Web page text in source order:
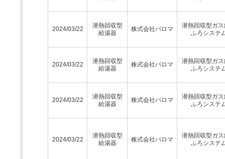
2024/03/22
潜熱回収型
給湯器
株式会社パロマ
潜熱回収型ガ
ふろシステ
2024/03/22
潜熱回収型
給湯器
株式会社パロマ
潜熱回収型ガ
ふろシステ
2024/03/22
潜熱回収型
給湯器
株式会社パロマ
潜熱回収型ガ
ふろシステ
2024/03/22
潜熱回収型
給湯器
株式会社パロマ
潜熱回収型ガ
ふろシステ